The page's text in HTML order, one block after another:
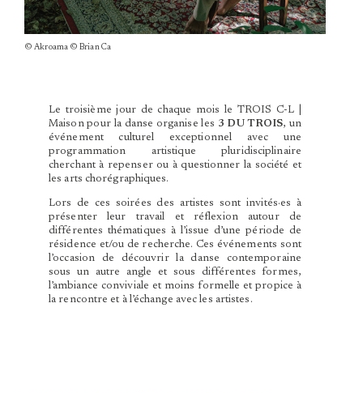
© Akroama © Brian Ca
Le troisième jour de chaque mois le TROIS C-L |
Maison pour la danse organise les 3 DU TROIS, un
événement culturel exceptionnel avec une
programmation artistique pluridisciplinaire
cherchant à repenser ou à questionner la société et
les arts chorégraphiques.
Lors de ces soirées des artistes sont invités·es à
présenter leur travail et réflexion autour de
différentes thématiques à l’issue d’une période de
résidence et/ou de recherche. Ces événements sont
l’occasion de découvrir la danse contemporaine
sous un autre angle et sous différentes formes,
l’ambiance conviviale et moins formelle et propice à
la rencontre et à l’échange avec les artistes.